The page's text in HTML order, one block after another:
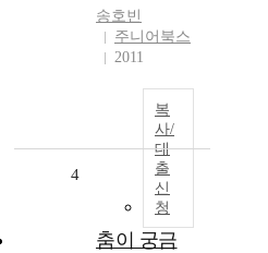
송호빈
주니어북스
2011
복
사/
대
출
신
청
4
춤이 궁금